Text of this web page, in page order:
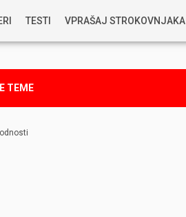
IGRA
TESTI VPRAŠAJ STROKOVNJAKA
KOSTJA PRIHODA
TEME